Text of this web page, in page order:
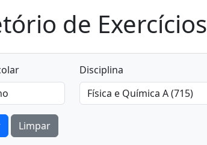
de Exercícios
Disciplina
Limpar